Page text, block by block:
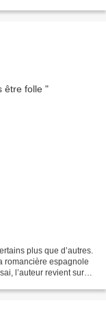
plus que d’autres.
romancière espagnole
l’auteur revient sur